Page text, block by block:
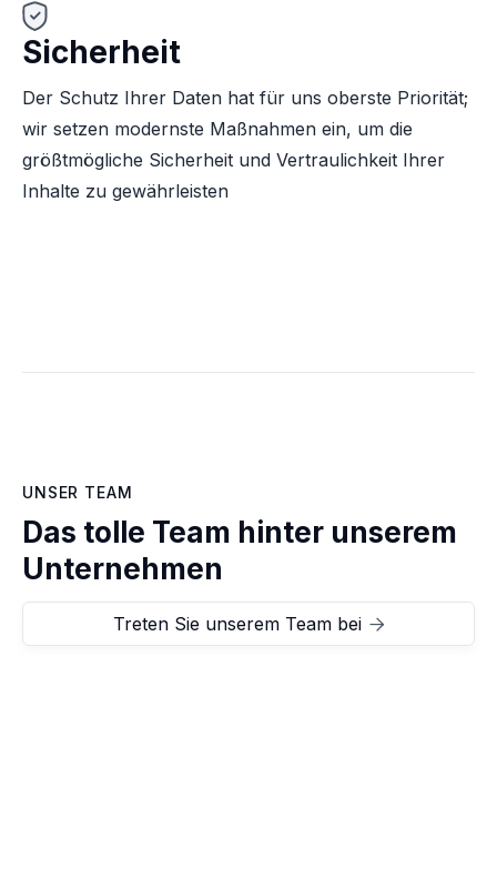
Sicherheit
Der Schutz Ihrer Daten hat für uns oberste Priorität;
wir setzen modernste Maßnahmen ein, um die
größtmögliche Sicherheit und Vertraulichkeit Ihrer
Inhalte zu gewährleisten
UNSER TEAM
Das tolle Team hinter unserem
Unternehmen
Treten Sie unserem Team bei 